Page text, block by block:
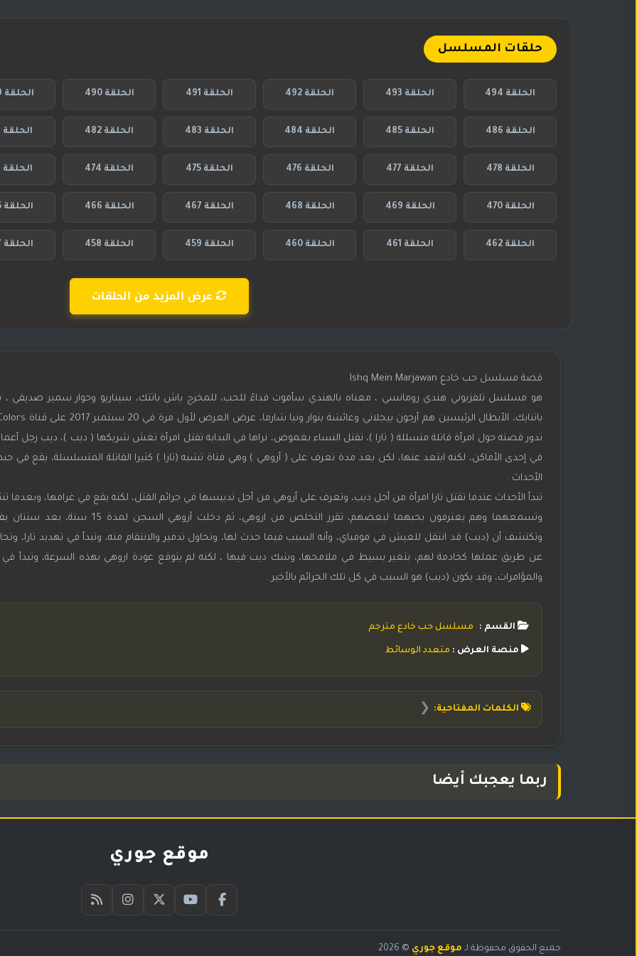
حلقات المسلسل
الحلقة 494 الحلقة 493 الحلقة 492 الحلقة 491 الحلقة 490 الحلقة 489
الحلقة 486 الحلقة 485 الحلقة 484 الحلقة 483 الحلقة 482 الحلقة 481
الحلقة 478 الحلقة 477 الحلقة 476 الحلقة 475 الحلقة 474 الحلقة 473
الحلقة 470 الحلقة 469 الحلقة 468 الحلقة 467 الحلقة 466 الحلقة 465
الحلقة 462 الحلقة 461 الحلقة 460 الحلقة 459 الحلقة 458 الحلقة 457
عرض المزيد من الحلقات
قصة مسلسل حب خادع Ishq Mein Marjawan
هو مسلسل تلفزيوني هندي رومانسي ، معناه بالهندي سأموت فداءً للحب، للمخرج ياش باتتك، سيناريو وحوار سمير صديقي
تدور قصته حول امرأة قاتلة متسللة ( تارا )، تقتل النساء بغموض، نراها في البداية تقتل امرأة تغش شريكها ( ديب )، ديب رجل
في إحدى الأماكن، لكنه ابتعد عنها، لكن بعد مدة تعرف على ( أروهي ) وهي فتاة تشبه (تارا ) كثيرا القاتلة المتسلسلة، يقع في
الأحداث .
تبدأ الأحداث عندما تقتل تارا امرأة من أجل ديب، وتعرف على أروهي من أجل تدبيسها في جرائم القتل، لكنه يقع في غرامها، وبعدما
وتسمعهما وهم يعترفون بحبهما لبعضهم، تقرر التخلص من اروهي، ثم
وتكتشف أن (ديب) قد انتقل للعيش في مومباي، وأنه السبب فيما حدث لها، وتحاول تدمير والانتقام منه، وتبدأ في تهديد تارا،
عن طريق عملها كخادمة لهم، بتغير بسيط في ملامحها، وشك ديب فيها ، لكنه لم يتوقع عودة اروهي بهذه السرعة، وتبدأ في
والمؤامرات، وقد يكون (ديب) هو السبب في كل تلك الجرائم بالأخير .
القسم : مسلسل حب خادع مترجم
منصة العرض : متعدد الوسائط
الكلمات المفتاحية: ❮
ربما يعجبك أيضا
موقع جوري
جميع الحقوق محفوظة لـ موقع جوري © 2026